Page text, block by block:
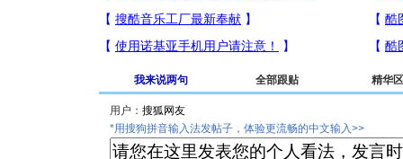
我来说两句 全部跟贴 精华区
用户：
*用搜狗拼音输入法发帖子，体验更流畅的中文输入>>